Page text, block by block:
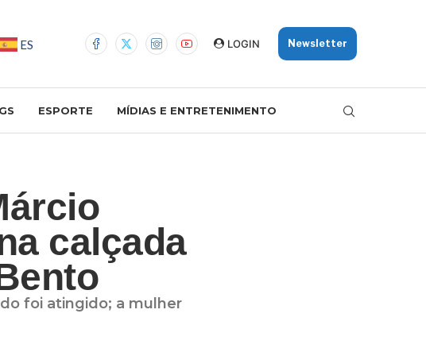
ES LOGIN Newsletter
ESPORTE MÍDIAS E ENTRETENIMENTO
calçada
foi atingido; a mulher